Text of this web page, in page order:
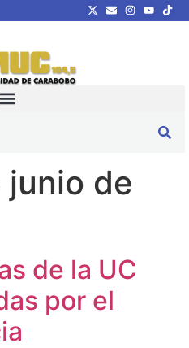
de
de la UC
por el